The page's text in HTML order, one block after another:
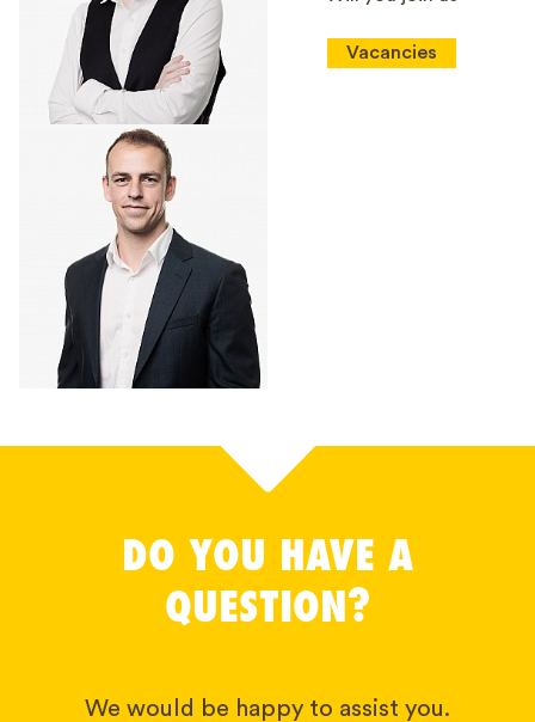
Vacancies
DO YOU HAVE A
QUESTION?
We would be happy to assist you.